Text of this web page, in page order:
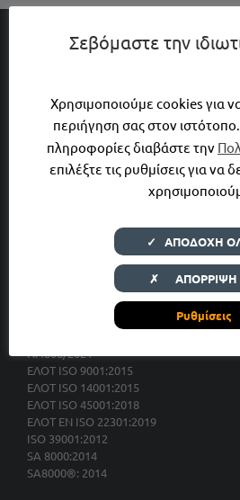
Υπηρεσίες
Έργα
Επικοινωνία
Πολιτική Εταιρείας
Ν.4808/2021
ΕΛΟΤ ISO 9001:2015
ΕΛΟΤ ISO 14001:2015
ΕΛΟΤ ISO 45001:2018
ΕΛΟΤ ΕΝ ISO 22301:2019
ISO 39001:2012
SA 8000:2014
SA8000®: 2014
Σεβόμαστε την
Χρησιμοποιούμε cookies για
περιήγηση σας στον
πληροφορίες διαβάστε την
επιλέξτε τις ρυθμίσεις για να
Ρυθμίσεις
✓ ΑΠΟΔΟΧΗ
✗